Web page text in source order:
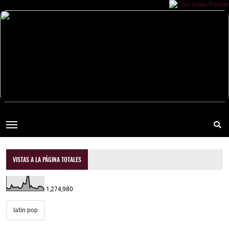
VISTAS A LA PÁGINA TOTALES
1,274,980
latin pop